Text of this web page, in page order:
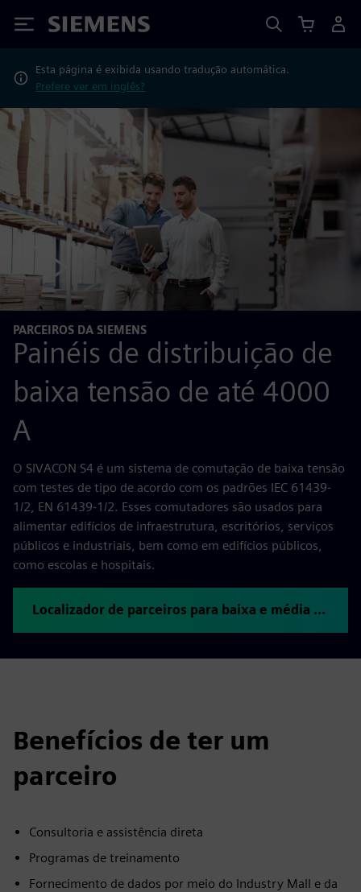
Siemens
Esta página é exibida usando tradução automática.
Prefere ver em inglês?
PARCEIROS DA SIEMENS
Painéis de distribuição de
baixa tensão de até 4000
A
O SIVACON S4 é um sistema de comutação de baixa tensão
com testes de tipo de acordo com os padrões IEC 61439-
1/2, EN 61439-1/2. Esses comutadores são usados para
alimentar edifícios de infraestrutura, escritórios, serviços
públicos e industriais, bem como em edifícios públicos,
como escolas e hospitais.
Localizador de parceiros para baixa e média tensão
Benefícios de ter um
parceiro
Consultoria e assistência direta
Programas de treinamento
Fornecimento de dados por meio do Industry Mall e da